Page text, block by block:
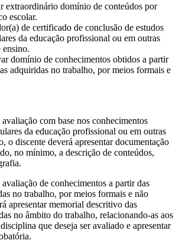
domínio de conteúdos por
escolar.
de certificado de conclusão de estudos
da educação profissional ou em outras
ensino.
domínio de conhecimentos obtidos a partir
adquiridas no trabalho, por meios formais e
com base nos conhecimentos
da educação profissional ou em outras
o discente deverá apresentar documentação
no mínimo, a descrição de conteúdos,
de conhecimentos a partir das
no trabalho, por meios formais e não
apresentar memorial descritivo das
no âmbito do trabalho, relacionando-as aos
que deseja ser avaliado e apresentar